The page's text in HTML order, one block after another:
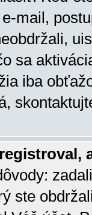
mail,
sa
iba
ste